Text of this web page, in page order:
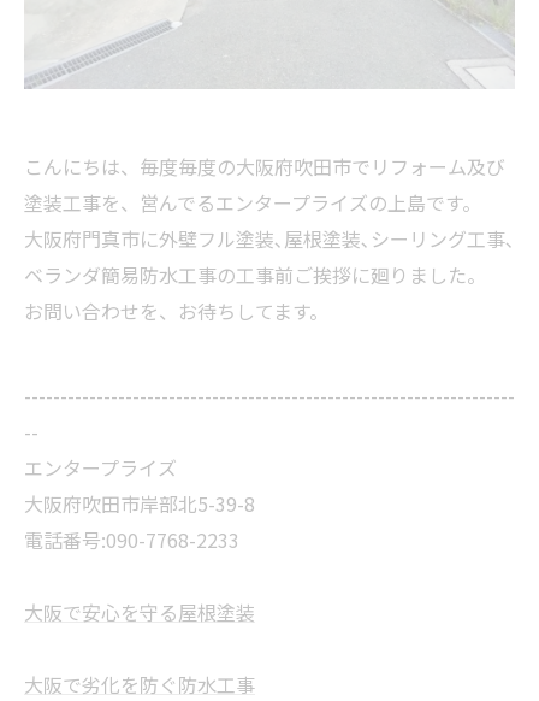
こんにちは、毎度毎度の大阪府吹田市でリフォーム及び
塗装工事を、営んでるエンタープライズの上島です。
大阪府門真市に外壁フル塗装､屋根塗装､シーリング工事､
ベランダ簡易防水工事の工事前ご挨拶に廻りました。
お問い合わせを、お待ちしてます。
--------------------------------------------------------------------
--
エンタープライズ
大阪府吹田市岸部北5-39-8
電話番号:090-7768-2233
大阪で安心を守る屋根塗装
大阪で劣化を防ぐ防水工事